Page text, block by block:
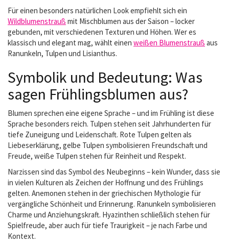
Für einen besonders natürlichen Look empfiehlt sich ein
Wildblumenstrauß mit Mischblumen aus der Saison – locker
gebunden, mit verschiedenen Texturen und Höhen. Wer es
klassisch und elegant mag, wählt einen weißen Blumenstrauß aus
Ranunkeln, Tulpen und Lisianthus.
Symbolik und Bedeutung: Was
sagen Frühlingsblumen aus?
Blumen sprechen eine eigene Sprache – und im Frühling ist diese
Sprache besonders reich. Tulpen stehen seit Jahrhunderten für
tiefe Zuneigung und Leidenschaft. Rote Tulpen gelten als
Liebeserklärung, gelbe Tulpen symbolisieren Freundschaft und
Freude, weiße Tulpen stehen für Reinheit und Respekt.
Narzissen sind das Symbol des Neubeginns – kein Wunder, dass sie
in vielen Kulturen als Zeichen der Hoffnung und des Frühlings
gelten. Anemonen stehen in der griechischen Mythologie für
vergängliche Schönheit und Erinnerung. Ranunkeln symbolisieren
Charme und Anziehungskraft. Hyazinthen schließlich stehen für
Spielfreude, aber auch für tiefe Traurigkeit – je nach Farbe und
Kontext.